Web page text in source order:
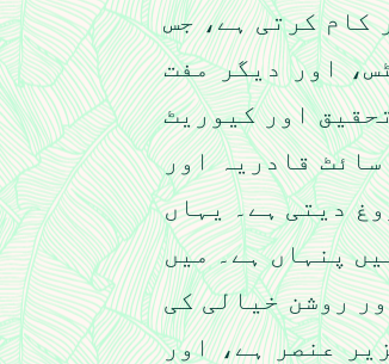
کام کرتی ہے، جس
اور دیگر مفت
اور کیوریٹ
قادریہ اور
دیتی ہے۔ یہاں
پنہاں ہے۔ میں
روشن خیالی کی
عنصر ہے، اور